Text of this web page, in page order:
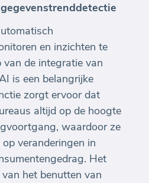
en inzichten te
van de integratie van
is een belangrijke
zorgt ervoor dat
altijd op de hoogte
waardoor ze
veranderingen in
Het
het benutten van